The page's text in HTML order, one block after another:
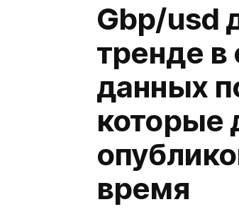
Gbp/usd
тренде
данных
которые
время